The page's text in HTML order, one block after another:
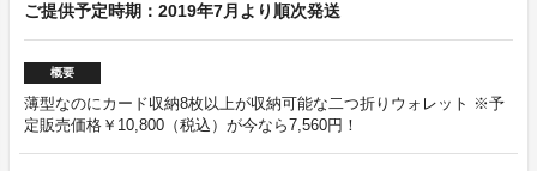
ご提供予定時期：2019年7月より順次発送
概要
薄型なのにカード収納8枚以上が収納可能な二つ折りウォレット ※予
定販売価格￥10,800（税込）が今なら7,560円！